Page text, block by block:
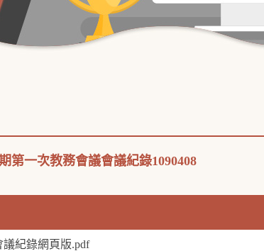
第一次教務會議會議紀錄1090408
議紀錄網頁版.pdf